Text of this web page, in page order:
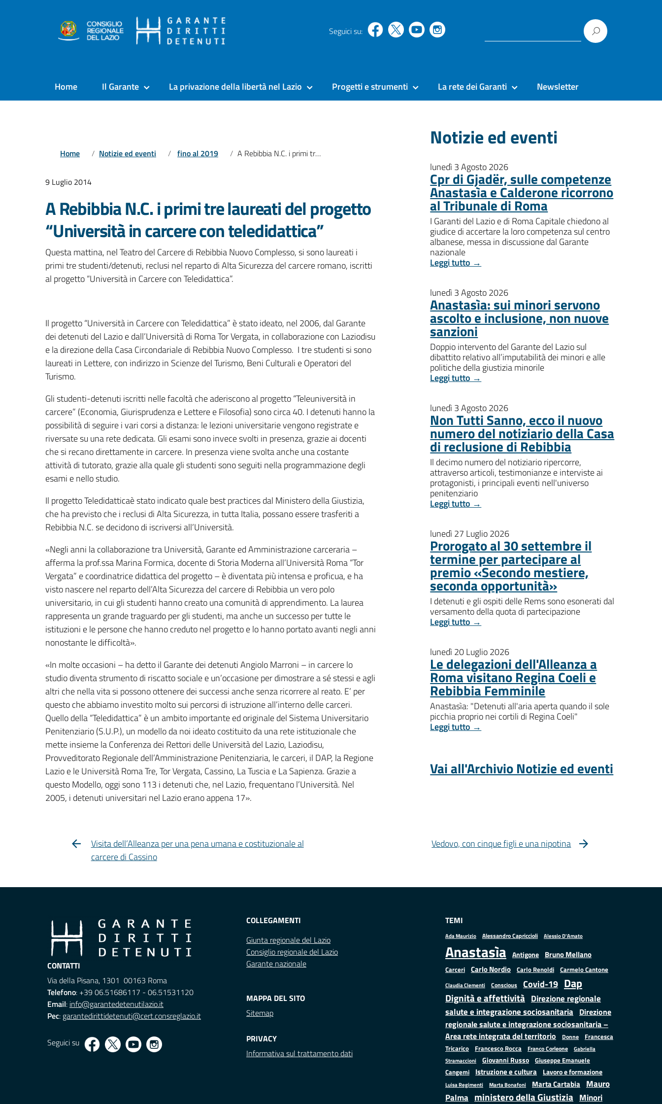
Seguici su:
Home Il Garante La privazione della libertà nel Lazio Progetti e strumenti La rete dei Garanti Newsletter
Home Notizie ed eventi fino al 2019 A Rebibbia N.C. i primi tre laureati del progetto “Università in carcere con teledidattica”
9 Luglio 2014
A Rebibbia N.C. i primi tre laureati del progetto
“Università in carcere con teledidattica”
Questa mattina, nel Teatro del Carcere di Rebibbia Nuovo Complesso, si sono laureati i
primi tre studenti/detenuti, reclusi nel reparto di Alta Sicurezza del carcere romano, iscritti
al progetto “Università in Carcere con Teledidattica”.
Il progetto “Università in Carcere con Teledidattica” è stato ideato, nel 2006, dal Garante
dei detenuti del Lazio e dall’Università di Roma Tor Vergata, in collaborazione con Laziodisu
e la direzione della Casa Circondariale di Rebibbia Nuovo Complesso. I tre studenti si sono
laureati in Lettere, con indirizzo in Scienze del Turismo, Beni Culturali e Operatori del
Turismo.
Gli studenti-detenuti iscritti nelle facoltà che aderiscono al progetto “Teleuniversità in
carcere” (Economia, Giurisprudenza e Lettere e Filosofia) sono circa 40. I detenuti hanno la
possibilità di seguire i vari corsi a distanza: le lezioni universitarie vengono registrate e
riversate su una rete dedicata. Gli esami sono invece svolti in presenza, grazie ai docenti
che si recano direttamente in carcere. In presenza viene svolta anche una costante
attività di tutorato, grazie alla quale gli studenti sono seguiti nella programmazione degli
esami e nello studio.
Il progetto Teledidatticaè stato indicato quale best practices dal Ministero della Giustizia,
che ha previsto che i reclusi di Alta Sicurezza, in tutta Italia, possano essere trasferiti a
Rebibbia N.C. se decidono di iscriversi all’Università.
«Negli anni la collaborazione tra Università, Garante ed Amministrazione carceraria –
afferma la prof.ssa Marina Formica, docente di Storia Moderna all’Università Roma “Tor
Vergata” e coordinatrice didattica del progetto – è diventata più intensa e proficua, e ha
visto nascere nel reparto dell’Alta Sicurezza del carcere di Rebibbia un vero polo
universitario, in cui gli studenti hanno creato una comunità di apprendimento. La laurea
rappresenta un grande traguardo per gli studenti, ma anche un successo per tutte le
istituzioni e le persone che hanno creduto nel progetto e lo hanno portato avanti negli anni
nonostante le difficoltà».
«In molte occasioni – ha detto il Garante dei detenuti Angiolo Marroni – in carcere lo
studio diventa strumento di riscatto sociale e un’occasione per dimostrare a sé stessi e agli
altri che nella vita si possono ottenere dei successi anche senza ricorrere al reato. E’ per
questo che abbiamo investito molto sui percorsi di istruzione all’interno delle carceri.
Quello della “Teledidattica” è un ambito importante ed originale del Sistema Universitario
Penitenziario (S.U.P.), un modello da noi ideato costituito da una rete istituzionale che
mette insieme la Conferenza dei Rettori delle Università del Lazio, Laziodisu,
Provveditorato Regionale dell’Amministrazione Penitenziaria, le carceri, il DAP, la Regione
Lazio e le Università Roma Tre, Tor Vergata, Cassino, La Tuscia e La Sapienza. Grazie a
questo Modello, oggi sono 113 i detenuti che, nel Lazio, frequentano l’Università. Nel
2005, i detenuti universitari nel Lazio erano appena 17».
Notizie ed eventi
lunedì 3 Agosto 2026
Cpr di Gjadër, sulle competenze
Anastasìa e Calderone ricorrono
al Tribunale di Roma
I Garanti del Lazio e di Roma Capitale chiedono al
giudice di accertare la loro competenza sul centro
albanese, messa in discussione dal Garante
nazionale
Leggi tutto →
lunedì 3 Agosto 2026
Anastasìa: sui minori servono
ascolto e inclusione, non nuove
sanzioni
Doppio intervento del Garante del Lazio sul
dibattito relativo all’imputabilità dei minori e alle
politiche della giustizia minorile
Leggi tutto →
lunedì 3 Agosto 2026
Non Tutti Sanno, ecco il nuovo
numero del notiziario della Casa
di reclusione di Rebibbia
Il decimo numero del notiziario ripercorre,
attraverso articoli, testimonianze e interviste ai
protagonisti, i principali eventi nell'universo
penitenziario
Leggi tutto →
lunedì 27 Luglio 2026
Prorogato al 30 settembre il
termine per partecipare al
premio «Secondo mestiere,
seconda opportunità»
I detenuti e gli ospiti delle Rems sono esonerati dal
versamento della quota di partecipazione
Leggi tutto →
lunedì 20 Luglio 2026
Le delegazioni dell'Alleanza a
Roma visitano Regina Coeli e
Rebibbia Femminile
Anastasìa: "Detenuti all'aria aperta quando il sole
picchia proprio nei cortili di Regina Coeli"
Leggi tutto →
Vai all'Archivio Notizie ed eventi
Visita dell’Alleanza per una pena umana e costituzionale al
carcere di Cassino
Vedovo, con cinque figli e una nipotina
CONTATTI
Via della Pisana, 1301 00163 Roma
Telefono: +39 06.51686117 - 06.51531120
Email: info@garantedetenutilazio.it
Pec: garantedirittidetenuti@cert.consreglazio.it
Seguici su
COLLEGAMENTI
Giunta regionale del Lazio
Consiglio regionale del Lazio
Garante nazionale
MAPPA DEL SITO
Sitemap
PRIVACY
Informativa sul trattamento dati
TEMI
Ada Maurizio Alessandro Capriccioli Alessio D'Amato
Anastasìa Antigone Bruno Mellano
Carceri Carlo Nordio Carlo Renoldi Carmelo Cantone
Claudia Clementi Conscious Covid-19 Dap
Dignità e affettività Direzione regionale
salute e integrazione sociosanitaria Direzione
regionale salute e integrazione sociosanitaria –
Area rete integrata del territorio
Donne
Francesca
Tricarico
Francesco Rocca Franco Corleone
Gabriella
Stramaccioni
Giovanni Russo Giuseppe Emanuele
Cangemi
Istruzione e cultura Lavoro e formazione
Luisa Regimenti Marta Bonafoni Marta Cartabia Mauro
Palma ministero della Giustizia Minori